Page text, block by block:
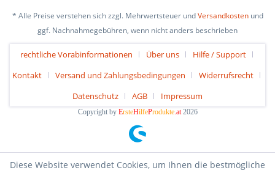
* Alle Preise verstehen sich zzgl. Mehrwertsteuer undVersandkostenund
ggf. Nachnahmegebühren, wenn nicht anders beschrieben
rechtliche Vorabinformationen Über uns
Hilfe / Support
Kontakt
Versand und Zahlungsbedingungen
Widerrufsrecht
Datenschutz
AGB Impressum
Copyright by ErsteHilfeProdukte.at2026
Diese Website verwendet Cookies, um Ihnen die bestmögliche